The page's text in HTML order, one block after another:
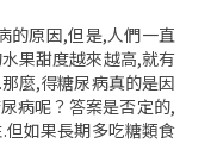
據國民健康署2017年
為11.5%,女性盛行率1
台大醫院婦產部的資
為5%至7%.近年來,因
率驟升至12%至15%.
的原因,但是,人們一直
果甜度越來越高,就有
麼,得糖尿病真的是因
病呢？答案是否定的,
如果長期多吃糖類食